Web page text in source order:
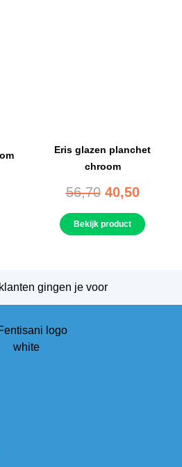
Eris glazen planchet
chroom
56,70 40,50
Bekijk product
klanten gingen je voor